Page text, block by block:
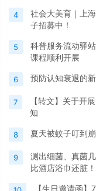
4
社会大美育｜上
子招募中！
5
科普服务流动驿
课程顺利开展
6 预防认知衰退的
7
【转文】关于开
知
8 夏天被蚊子叮到
9
测出细菌、真菌
比酒店浴巾还脏！
【生日邀请函